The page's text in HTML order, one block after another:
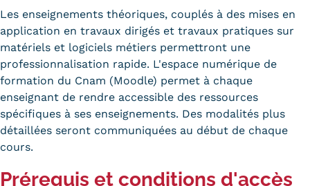
Qualiopi
Le Cnam ICSV
Mobilité internationale et
Erasmus
Règlement intérieur
Modalités d'inscription
Les enseignements théoriques, couplés à des mises en
application en travaux dirigés et travaux pratiques sur
matériels et logiciels métiers permettront une
professionnalisation rapide. L'espace numérique de
formation du Cnam (Moodle) permet à chaque
enseignant de rendre accessible des ressources
spécifiques à ses enseignements. Des modalités plus
détaillées seront communiquées au début de chaque
cours.
Prérequis et conditions d'accès